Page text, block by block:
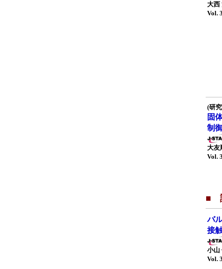
大西
Vol.
(研
固
制
大友
Vol.
■
バ
接
小山
Vol.